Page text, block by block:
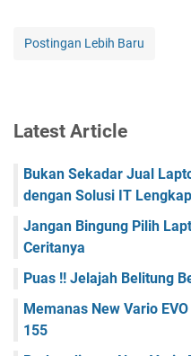
Postingan Lebih Baru
Latest Article
Bukan Sekadar Jual
dengan Solusi IT Lengkap
Jangan Bingung Pilih
Ceritanya
Puas !! Jelajah Belitung
Memanas New Vario
155